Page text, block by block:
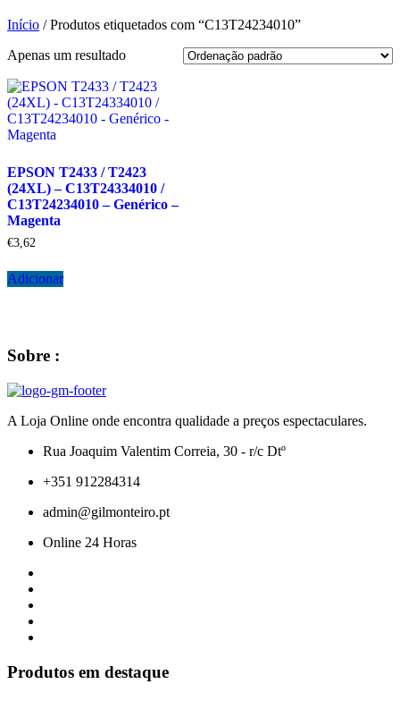
Início / Produtos etiquetados com “C13T24234010”
Apenas um resultado
EPSON T2433 / T2423
(24XL) – C13T24334010 /
C13T24234010 – Genérico –
Magenta
€3,62
Adicionar
Sobre :
A Loja Online onde encontra qualidade a preços espectaculares.
Rua Joaquim Valentim Correia, 30 - r/c Dtº
+351 912284314
admin@gilmonteiro.pt
Online 24 Horas
Produtos em destaque